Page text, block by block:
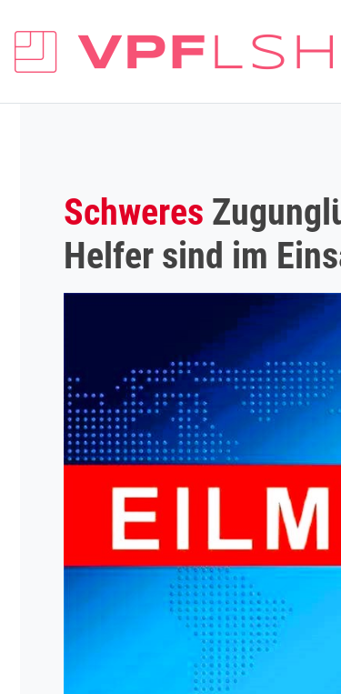
Schweres
Helfer sind im